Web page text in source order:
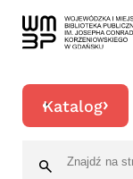
Katalog